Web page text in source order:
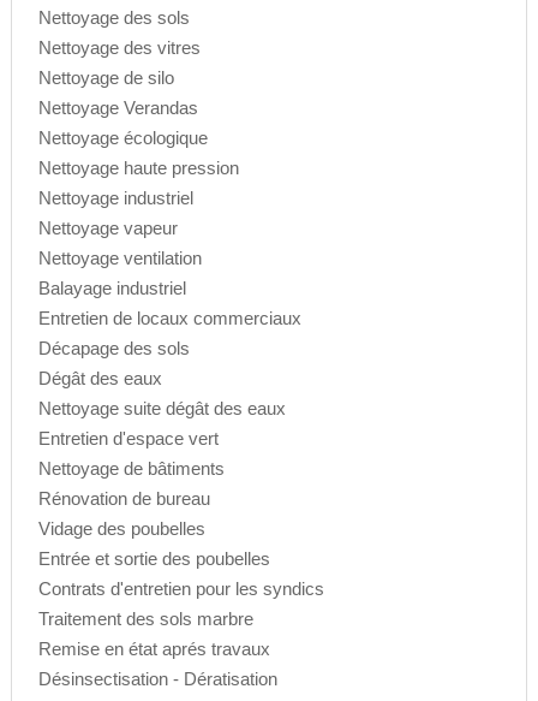
Nettoyage des sols
Nettoyage des vitres
Nettoyage de silo
Nettoyage Verandas
Nettoyage écologique
Nettoyage haute pression
Nettoyage industriel
Nettoyage vapeur
Nettoyage ventilation
Balayage industriel
Entretien de locaux commerciaux
Décapage des sols
Dégât des eaux
Nettoyage suite dégât des eaux
Entretien d'espace vert
Nettoyage de bâtiments
Rénovation de bureau
Vidage des poubelles
Entrée et sortie des poubelles
Contrats d'entretien pour les syndics
Traitement des sols marbre
Remise en état aprés travaux
Désinsectisation - Dératisation